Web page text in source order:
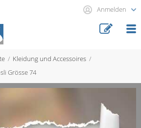
Anmelden
Kleidung und Accessoires
Grösse 74